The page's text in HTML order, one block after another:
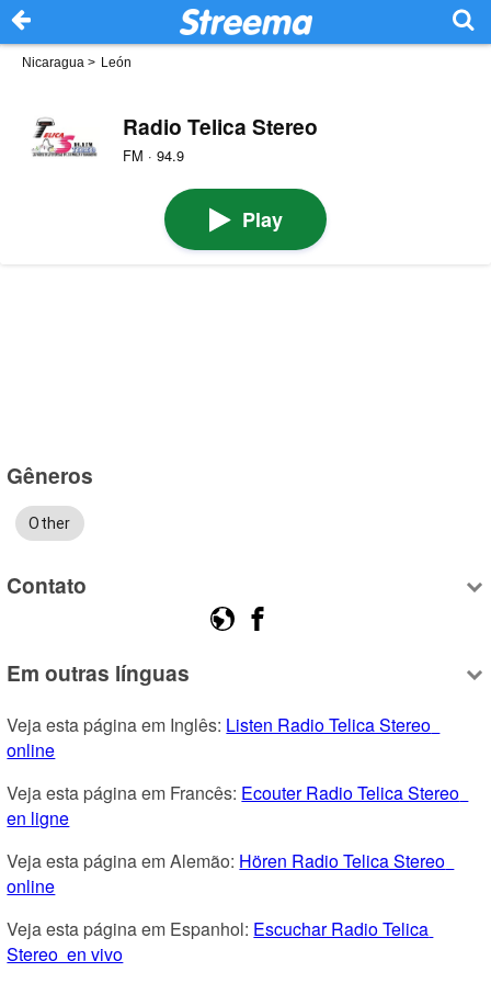
Nicaragua > León
Radio Telica Stereo
FM · 94.9
Play
Gêneros
Other
Contato
Em outras línguas
Veja esta página em Inglês: Listen Radio Telica Stereo
online
Veja esta página em Francês: Ecouter Radio Telica Stereo
en ligne
Veja esta página em Alemão: Hören Radio Telica Stereo
online
Veja esta página em Espanhol: Escuchar Radio Telica
Stereo  en vivo